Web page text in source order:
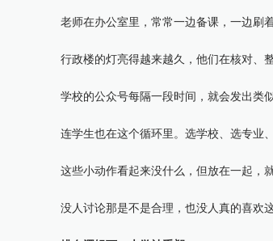
老师在办公室里，常常一边备课，一边刷着
行政楼的灯亮得越来越久，他们在核对、
学校的公众号每隔一段时间，就会发出类
连学生也在这个循环里。选学校、选专业、
这些小动作看起来没什么，但放在一起，就
没人讨论那是不是合理，也没人真的喜欢